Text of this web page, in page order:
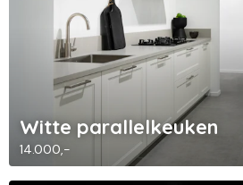
Witte parallelkeuken
14.000,-